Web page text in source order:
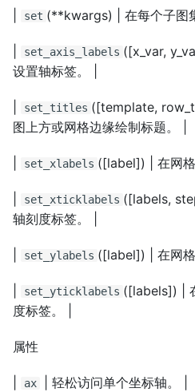
set (**kwargs) | 在每个子图
set_axis_labels ([x_var,
设置轴标签。 |
set_titles ([template,
图上方或网格边缘绘制标题。 |
set_xlabels ([label]) | 在网格
set_xticklabels ([labels,
轴刻度标签。 |
set_ylabels ([label]) | 在网格
set_yticklabels ([labels]) |
度标签。 |
属性
ax | 轻松访问单个坐标轴。 |